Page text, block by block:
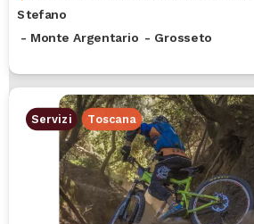
Stefano
- Monte Argentario - Grosseto
Servizi Toscana